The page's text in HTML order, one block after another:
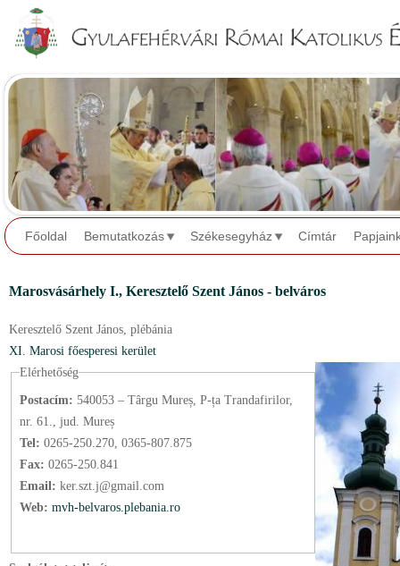
Főoldal Bemutatkozás Székesegyház Címtár
Marosvásárhely I., Keresztelő Szent János - belváros
Keresztelő Szent János, plébánia
XI. Marosi főesperesi kerület
Elérhetőség
Postacím: 540053 – Târgu Mureș, P-ța Trandafirilor,
nr. 61., jud. Mureș
Tel: 0265-250.270, 0365-807.875
Fax: 0265-250.841
Email: ker.szt.j@gmail.com
Web: mvh-belvaros.plebania.ro